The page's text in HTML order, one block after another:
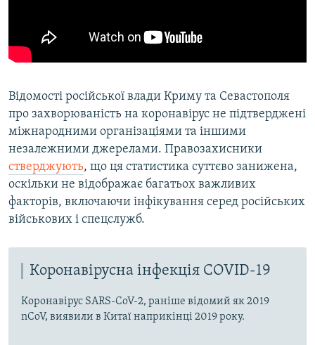
Відомості російської влади Криму та Севастополя
про захворюваність на коронавірус не підтверджені
міжнародними організаціями та іншими
незалежними джерелами. Правозахисники
стверджують, що ця статистика суттєво занижена,
оскільки не відображає багатьох важливих
факторів, включаючи інфікування серед російських
військових і спецслужб.
Коронавірусна інфекція COVID-19
Коронавірус SARS-CoV-2, раніше відомий як 2019
nCoV, виявили в Китаї наприкінці 2019 року.